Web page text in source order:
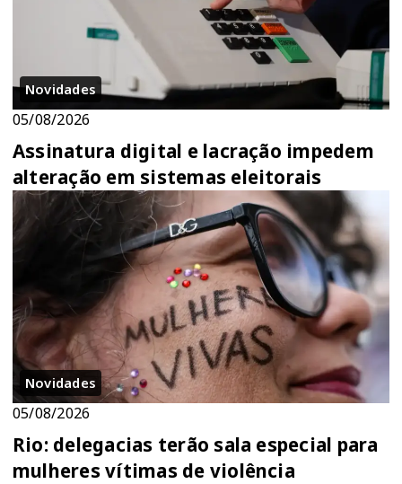
Novidades
05/08/2026
Assinatura digital e lacração impedem
alteração em sistemas eleitorais
Novidades
05/08/2026
Rio: delegacias terão sala especial para
mulheres vítimas de violência